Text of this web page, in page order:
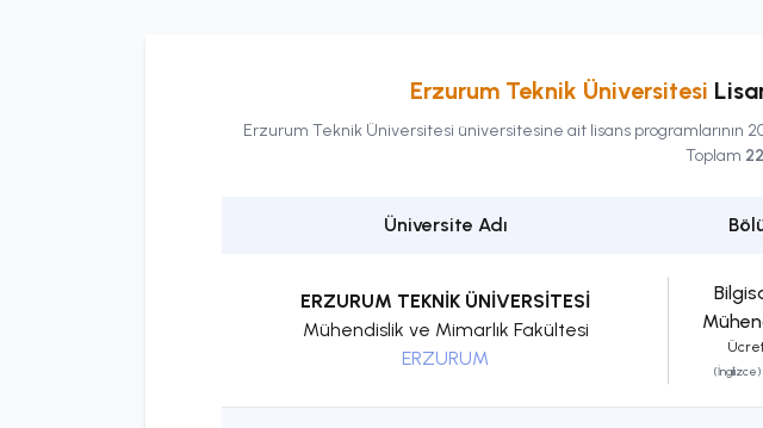
Erzurum Teknik Üniversitesi
Erzurum Teknik Üniversitesi üniversitesine ait lisans programlarının
Toplam 22
Üniversite Adı
ERZURUM TEKNİK ÜNİVERSİTESİ
Mühendislik ve Mimarlık Fakültesi
ERZURUM
(İngilizce)